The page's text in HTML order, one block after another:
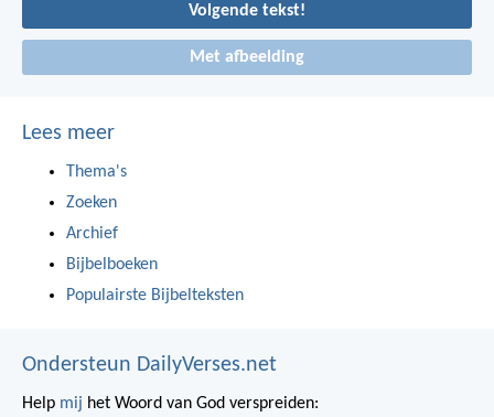
Volgende tekst!
Met afbeelding
Lees meer
Thema's
Zoeken
Archief
Bijbelboeken
Populairste Bijbelteksten
Ondersteun DailyVerses.net
Help mij het Woord van God verspreiden: